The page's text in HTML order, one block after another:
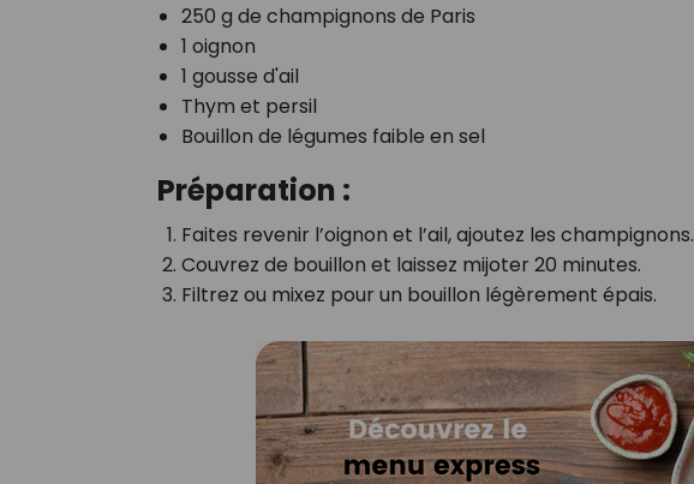
250 g de champignons de Paris
1 oignon
1 gousse d'ail
Thym et persil
Bouillon de légumes faible en sel
Préparation :
Faites revenir l’oignon et l’ail, ajoutez les champignons.
Couvrez de bouillon et laissez mijoter 20 minutes.
Filtrez ou mixez pour un bouillon légèrement épais.